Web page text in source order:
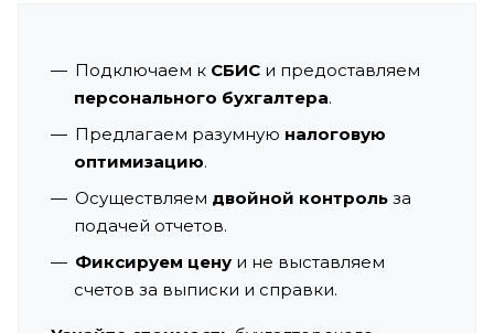
Подключаем к СБИС и предоставляем
персонального бухгалтера.
Предлагаем разумную налоговую
оптимизацию.
Осуществляем двойной контроль за
подачей отчетов.
Фиксируем цену и не выставляем
счетов за выписки и справки.